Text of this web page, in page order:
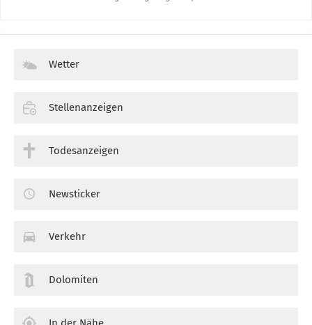
Wetter
Stellenanzeigen
Todesanzeigen
Newsticker
Verkehr
Dolomiten